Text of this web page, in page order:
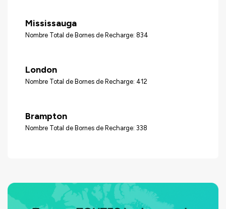
Mississauga
Nombre Total de Bornes de Recharge: 834
London
Nombre Total de Bornes de Recharge: 412
Brampton
Nombre Total de Bornes de Recharge: 338